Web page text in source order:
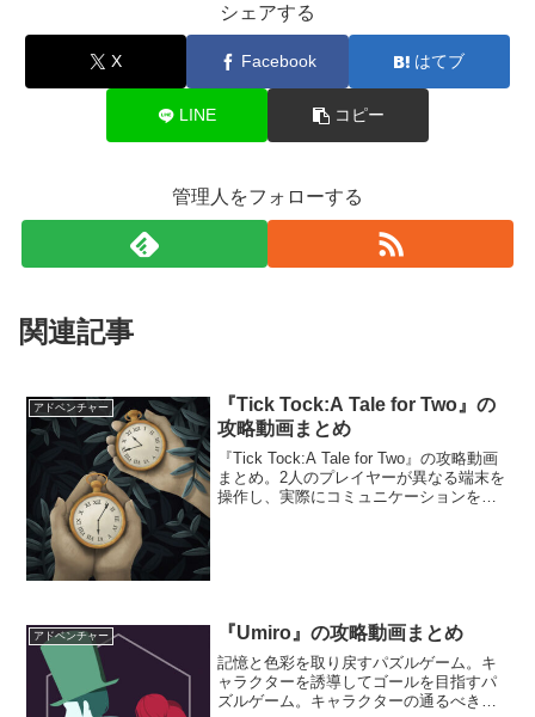
シェアする
X Facebook はてブ
LINE コピー
管理人をフォローする
関連記事
アドベンチャー
『Tick Tock:A Tale for Two』の
攻略動画まとめ
『Tick Tock:A Tale for Two』の攻略動画
まとめ。2人のプレイヤーが異なる端末を
操作し、実際にコミュニケーションを取
アドベンチャー 『Umiro』の攻略動画まとめ
記憶と色彩を取り戻すパズルゲーム。キ
ャラクターを誘導してゴールを目指すパ
ズルゲーム。キャラクターの通るべき道